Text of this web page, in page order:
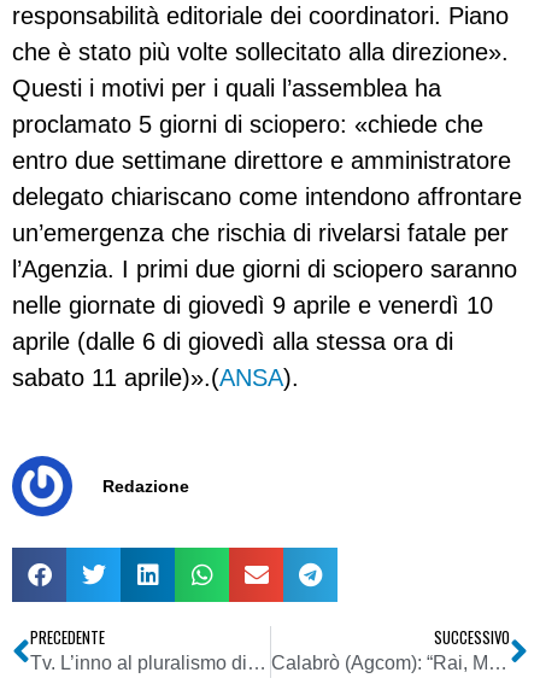
responsabilità editoriale dei coordinatori. Piano
che è stato più volte sollecitato alla direzione».
Questi i motivi per i quali l’assemblea ha
proclamato 5 giorni di sciopero: «chiede che
entro due settimane direttore e amministratore
delegato chiariscano come intendono affrontare
un’emergenza che rischia di rivelarsi fatale per
l’Agenzia. I primi due giorni di sciopero saranno
nelle giornate di giovedì 9 aprile e venerdì 10
aprile (dalle 6 di giovedì alla stessa ora di
sabato 11 aprile)».(ANSA).
Redazione
PRECEDENTE
Tv. L’inno al pluralismo di Mediaset
SUCCESSIVO
Calabrò (Agcom): “Rai, Mediaset e TI Media perdono un mux con passaggio a digitale”. Commissione europea sospende procedura infrazione Italia per assetto sistema tv